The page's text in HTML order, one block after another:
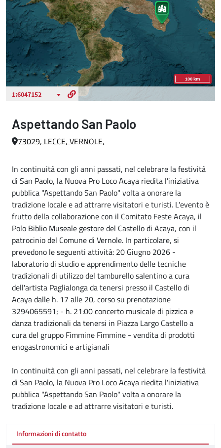
Aspettando San Paolo
73029, LECCE, VERNOLE,
In continuità con gli anni passati, nel celebrare la festività
di San Paolo, la Nuova Pro Loco Acaya riedita l'iniziativa
pubblica "Aspettando San Paolo" volta a onorare la
tradizione locale e ad attrarre visitatori e turisti. L'evento è
frutto della collaborazione con il Comitato Feste Acaya, il
Polo Biblio Museale gestore del Castello di Acaya, con il
patrocinio del Comune di Vernole. In particolare, si
prevedono le seguenti attività: 20 Giugno 2026 -
laboratorio di studio e apprendimento delle tecniche
tradizionali di utilizzo del tamburello salentino a cura
dell'artista Paglialonga da tenersi presso il Castello di
Acaya dalle h. 17 alle 20, corso su prenotazione
3294065591; - h. 21:00 concerto musicale di pizzica e
danza tradizionali da tenersi in Piazza Largo Castello a
cura del gruppo Fimmine Fimmine - vendita di prodotti
enogastronomici e artigianali
In continuità con gli anni passati, nel celebrare la festività
di San Paolo, la Nuova Pro Loco Acaya riedita l'iniziativa
pubblica "Aspettando San Paolo" volta a onorare la
tradizione locale e ad attrarre visitatori e turisti.
Informazioni di contatto